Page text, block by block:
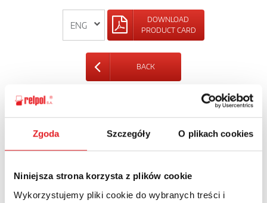
Zgoda Szczegóły O plikach cookies
Niniejsza strona korzysta z plików cookie
Wykorzystujemy pliki cookie do wybranych treści i
DOWNLOAD
PRODUCT CARD
BACK
Ask for the details of the offer